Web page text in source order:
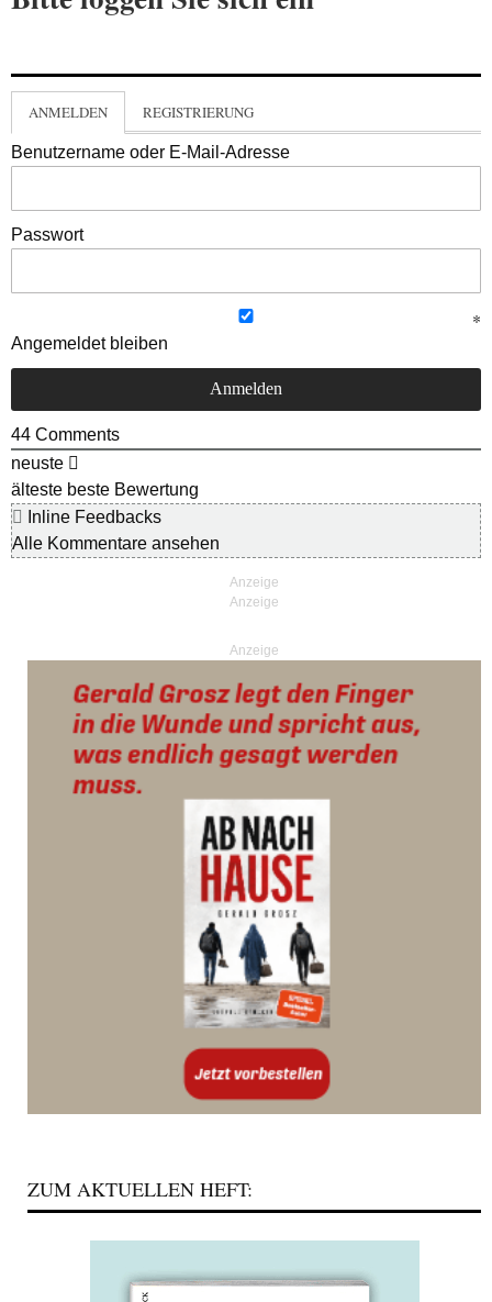
ANMELDEN REGISTRIERUNG
Benutzername oder E-Mail-Adresse
Passwort
Angemeldet bleiben
44 Comments
neuste
älteste beste Bewertung
Inline Feedbacks
Alle Kommentare ansehen
Anzeige
ZUM AKTUELLEN HEFT: